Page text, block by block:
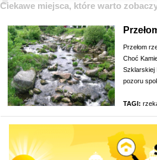
Ciekawe miejsca, które warto
Przełom
Choć
Szklarskiej
pozoru
TAGI: